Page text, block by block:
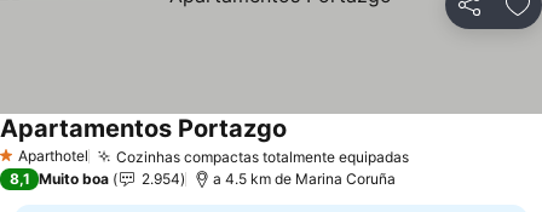
Partilhar
1 Estrelas
Aparthotel Cozinhas compactas totalmente equipadas
Apartamentos Portazgo
8,1 Muito boa 2.954 a 4.5 km de Marina Coruña